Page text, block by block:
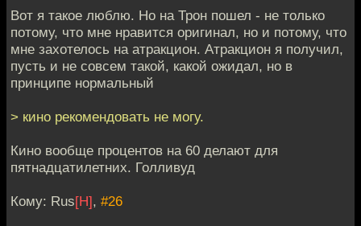
Вот я такое люблю. Но на Трон пошел - не только
потому, что мне нравится оригинал, но и потому, что
мне захотелось на атракцион. Атракцион я получил,
пусть и не совсем такой, какой ожидал, но в
принципе нормальный
> кино рекомендовать не могу.
Кино вообще процентов на 60 делают для
пятнадцатилетних. Голливуд
Кому: Rus[H], #26